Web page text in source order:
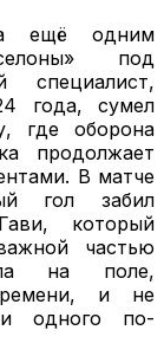
ещё одним
под
специалист,
года, сумел
где оборона
продолжает
В матче
гол забил
который
частью
на поле,
и не
одного по-